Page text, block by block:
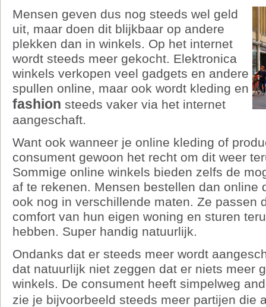
Mensen geven dus nog steeds wel geld
uit, maar doen dit blijkbaar op andere
plekken dan in winkels. Op het internet
wordt steeds meer gekocht. Elektronica
winkels verkopen veel gadgets en andere
spullen online, maar ook wordt kleding en
fashion steeds vaker via het internet
aangeschaft.
Want ook wanneer je online kleding of
consument gewoon het recht om dit weer
Sommige online winkels bieden zelfs de
af te rekenen. Mensen bestellen dan online
ook nog in verschillende maten. Ze passen
comfort van hun eigen woning en sturen
hebben. Super handig natuurlijk.
Ondanks dat er steeds meer wordt
dat natuurlijk niet zeggen dat er niets meer
winkels. De consument heeft simpelweg
zie je bijvoorbeeld steeds meer partijen die